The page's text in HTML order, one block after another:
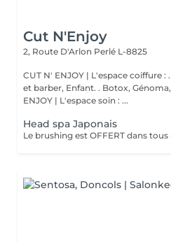
Cut N'Enjoy
2, Route D'Arlon Perlé L-8825
CUT N' ENJOY | L'espace coiffure : . Coiffure Femme, Homme
et barber, Enfant. . Botox, Génoma, Lissage Brésilien. CARE N'
ENJOY | L'espace soin : ...
Head spa Japonais